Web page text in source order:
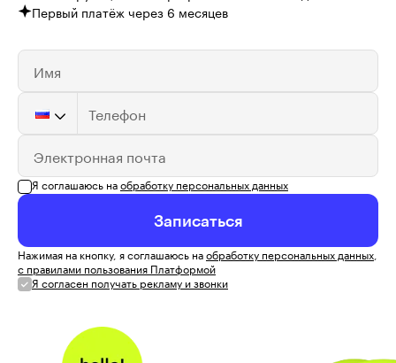
Первый платёж через 6 месяцев
Имя
Телефон
Электронная почта
Я соглашаюсь наобработку персональных данных
Записаться
Нажимая на кнопку, я соглашаюсь наобработку персональных данных
с правилами пользования Платформой
Я согласен получать рекламу и звонки